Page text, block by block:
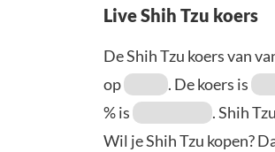
Live Shih Tzu koers
De Shih Tzu koers van
op
. De koers is
% is
. Shih
Wil je Shih Tzu kopen?